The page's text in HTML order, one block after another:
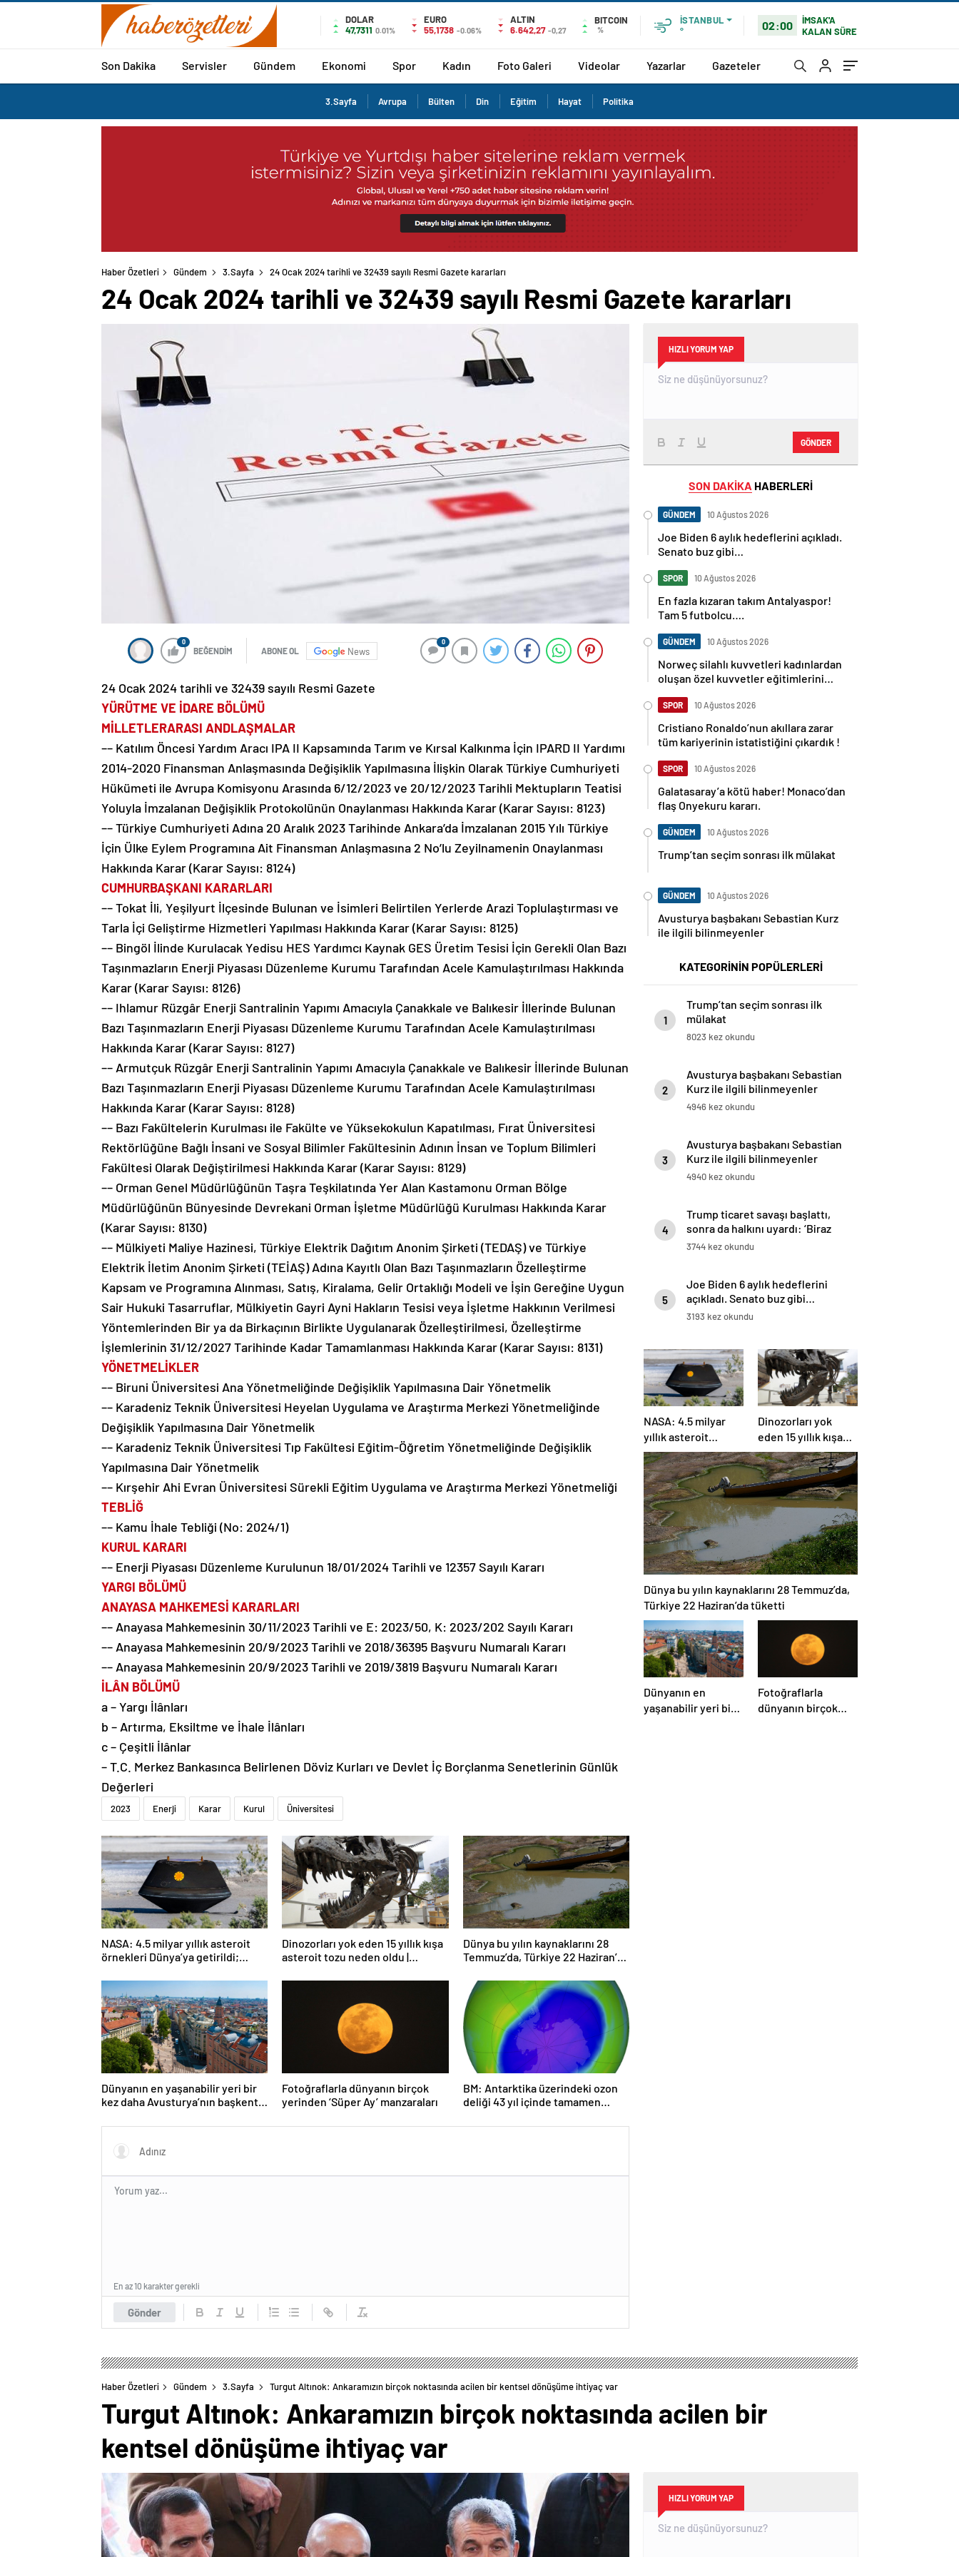
DOLAR
47,7311 0.01%
EURO
55,1738 -0.06%
ALTIN
6.642,27 -0,27
BITCOIN
%
İSTANBUL
°
02:00
İMSAK'A
KALAN SÜRE
Son Dakika Servisler Gündem Ekonomi Spor Kadın Foto Galeri Videolar Yazarlar Gazeteler
3.Sayfa Avrupa Bülten Din Eğitim Hayat Politika
Haber Özetleri Gündem 3.Sayfa 24 Ocak 2024 tarihli ve 32439 sayılı Resmi Gazete kararları
24 Ocak 2024 tarihli ve 32439 sayılı Resmi Gazete kararları
0
BEĞENDİM ABONE OL News
0
24 Ocak 2024 tarihli ve 32439 sayılı Resmi Gazete
YÜRÜTME VE İDARE BÖLÜMÜ
MİLLETLERARASI ANDLAŞMALAR
–– Katılım Öncesi Yardım Aracı IPA II Kapsamında Tarım ve Kırsal Kalkınma İçin IPARD II Yardımı
2014-2020 Finansman Anlaşmasında Değişiklik Yapılmasına İlişkin Olarak Türkiye Cumhuriyeti
Hükümeti ile Avrupa Komisyonu Arasında 6/12/2023 ve 20/12/2023 Tarihli Mektupların Teatisi
Yoluyla İmzalanan Değişiklik Protokolünün Onaylanması Hakkında Karar (Karar Sayısı: 8123)
–– Türkiye Cumhuriyeti Adına 20 Aralık 2023 Tarihinde Ankara’da İmzalanan 2015 Yılı Türkiye
İçin Ülke Eylem Programına Ait Finansman Anlaşmasına 2 No’lu Zeyilnamenin Onaylanması
Hakkında Karar (Karar Sayısı: 8124)
CUMHURBAŞKANI KARARLARI
–– Tokat İli, Yeşilyurt İlçesinde Bulunan ve İsimleri Belirtilen Yerlerde Arazi Toplulaştırması ve
Tarla İçi Geliştirme Hizmetleri Yapılması Hakkında Karar (Karar Sayısı: 8125)
–– Bingöl İlinde Kurulacak Yedisu HES Yardımcı Kaynak GES Üretim Tesisi İçin Gerekli Olan Bazı
Taşınmazların Enerji Piyasası Düzenleme Kurumu Tarafından Acele Kamulaştırılması Hakkında
Karar (Karar Sayısı: 8126)
–– Ihlamur Rüzgâr Enerji Santralinin Yapımı Amacıyla Çanakkale ve Balıkesir İllerinde Bulunan
Bazı Taşınmazların Enerji Piyasası Düzenleme Kurumu Tarafından Acele Kamulaştırılması
Hakkında Karar (Karar Sayısı: 8127)
–– Armutçuk Rüzgâr Enerji Santralinin Yapımı Amacıyla Çanakkale ve Balıkesir İllerinde Bulunan
Bazı Taşınmazların Enerji Piyasası Düzenleme Kurumu Tarafından Acele Kamulaştırılması
Hakkında Karar (Karar Sayısı: 8128)
–– Bazı Fakültelerin Kurulması ile Fakülte ve Yüksekokulun Kapatılması, Fırat Üniversitesi
Rektörlüğüne Bağlı İnsani ve Sosyal Bilimler Fakültesinin Adının İnsan ve Toplum Bilimleri
Fakültesi Olarak Değiştirilmesi Hakkında Karar (Karar Sayısı: 8129)
–– Orman Genel Müdürlüğünün Taşra Teşkilatında Yer Alan Kastamonu Orman Bölge
Müdürlüğünün Bünyesinde Devrekani Orman İşletme Müdürlüğü Kurulması Hakkında Karar
(Karar Sayısı: 8130)
–– Mülkiyeti Maliye Hazinesi, Türkiye Elektrik Dağıtım Anonim Şirketi (TEDAŞ) ve Türkiye
Elektrik İletim Anonim Şirketi (TEİAŞ) Adına Kayıtlı Olan Bazı Taşınmazların Özelleştirme
Kapsam ve Programına Alınması, Satış, Kiralama, Gelir Ortaklığı Modeli ve İşin Gereğine Uygun
Sair Hukuki Tasarruflar, Mülkiyetin Gayri Ayni Hakların Tesisi veya İşletme Hakkının Verilmesi
Yöntemlerinden Bir ya da Birkaçının Birlikte Uygulanarak Özelleştirilmesi, Özelleştirme
İşlemlerinin 31/12/2027 Tarihinde Kadar Tamamlanması Hakkında Karar (Karar Sayısı: 8131)
YÖNETMELİKLER
–– Biruni Üniversitesi Ana Yönetmeliğinde Değişiklik Yapılmasına Dair Yönetmelik
–– Karadeniz Teknik Üniversitesi Heyelan Uygulama ve Araştırma Merkezi Yönetmeliğinde
Değişiklik Yapılmasına Dair Yönetmelik
–– Karadeniz Teknik Üniversitesi Tıp Fakültesi Eğitim-Öğretim Yönetmeliğinde Değişiklik
Yapılmasına Dair Yönetmelik
–– Kırşehir Ahi Evran Üniversitesi Sürekli Eğitim Uygulama ve Araştırma Merkezi Yönetmeliği
TEBLİĞ
–– Kamu İhale Tebliği (No: 2024/1)
KURUL KARARI
–– Enerji Piyasası Düzenleme Kurulunun 18/01/2024 Tarihli ve 12357 Sayılı Kararı
YARGI BÖLÜMÜ
ANAYASA MAHKEMESİ KARARLARI
–– Anayasa Mahkemesinin 30/11/2023 Tarihli ve E: 2023/50, K: 2023/202 Sayılı Kararı
–– Anayasa Mahkemesinin 20/9/2023 Tarihli ve 2018/36395 Başvuru Numaralı Kararı
–– Anayasa Mahkemesinin 20/9/2023 Tarihli ve 2019/3819 Başvuru Numaralı Kararı
İLÂN BÖLÜMÜ
a – Yargı İlânları
b – Artırma, Eksiltme ve İhale İlânları
c – Çeşitli İlânlar
– T.C. Merkez Bankasınca Belirlenen Döviz Kurları ve Devlet İç Borçlanma Senetlerinin Günlük
Değerleri
2023 Enerji Karar Kurul Üniversitesi
NASA: 4.5 milyar yıllık asteroit
örnekleri Dünya’ya getirildi;
tutabilir
Dinozorları yok eden 15 yıllık kışa
asteroit tozu neden oldu |
Dünya bu yılın kaynaklarını 28
Temmuz’da, Türkiye 22 Haziran’da
Dünyanın en yaşanabilir yeri bir
kez daha Avusturya’nın başkenti
Fotoğraflarla dünyanın birçok
yerinden ‘Süper Ay’ manzaraları
BM: Antarktika üzerindeki ozon
deliği 43 yıl içinde tamamen
Gönder
En az 10 karakter gerekli
HIZLI YORUM YAP
GÖNDER
SON DAKİKA HABERLERİ
GÜNDEM 10 Ağustos 2026
Joe Biden 6 aylık hedeflerini açıkladı.
Senato buz gibi…
SPOR 10 Ağustos 2026
En fazla kızaran takım Antalyaspor!
Tam 5 futbolcu….
GÜNDEM 10 Ağustos 2026
Norweç silahlı kuvvetleri kadınlardan
oluşan özel kuvvetler eğitimlerini
SPOR 10 Ağustos 2026
Cristiano Ronaldo’nun akıllara zarar
tüm kariyerinin istatistiğini çıkardık !
SPOR 10 Ağustos 2026
Galatasaray’a kötü haber! Monaco’dan
flaş Onyekuru kararı.
GÜNDEM 10 Ağustos 2026
Trump’tan seçim sonrası ilk mülakat
GÜNDEM 10 Ağustos 2026
Avusturya başbakanı Sebastian Kurz
ile ilgili bilinmeyenler
KATEGORİNİN POPÜLERLERİ
1
Trump’tan seçim sonrası ilk
mülakat
8023 kez okundu
2
Avusturya başbakanı Sebastian
Kurz ile ilgili bilinmeyenler
4946 kez okundu
3
Avusturya başbakanı Sebastian
Kurz ile ilgili bilinmeyenler
4940 kez okundu
4
Trump ticaret savaşı başlattı,
sonra da halkını uyardı: ‘Biraz
acı çekebilirsiniz’
3744 kez okundu
5
Joe Biden 6 aylık hedeflerini
açıkladı. Senato buz gibi…
3193 kez okundu
NASA: 4.5 milyar
yıllık asteroit
örnekleri Dünya’ya
getirildi; yaşamın
başlangıcına ışık
tutabilir
Dinozorları yok
eden 15 yıllık kışa
asteroit tozu neden
oldu | Araştırma
Dünya bu yılın kaynaklarını 28 Temmuz’da,
Türkiye 22 Haziran’da tüketti
Dünyanın en
yaşanabilir yeri bir
Fotoğraflarla
dünyanın birçok
Haber Özetleri Gündem 3.Sayfa Turgut Altınok: Ankaramızın birçok noktasında acilen bir kentsel dönüşüme ihtiyaç var
Turgut Altınok: Ankaramızın birçok noktasında acilen bir
kentsel dönüşüme ihtiyaç var
HIZLI YORUM YAP